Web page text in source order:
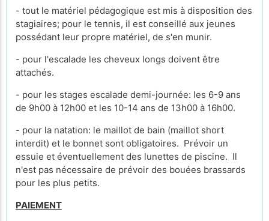
- tout le matériel pédagogique est mis à disposition des
stagiaires; pour le tennis, il est conseillé aux jeunes
possédant leur propre matériel, de s'en munir.
- pour l'escalade les cheveux longs doivent être
attachés.
- pour les stages escalade demi-journée: les 6-9 ans
de 9h00 à 12h00 et les 10-14 ans de 13h00 à 16h00.
- pour la natation: le maillot de bain (maillot short
interdit) et le bonnet sont obligatoires. Prévoir un
essuie et éventuellement des lunettes de piscine. Il
n'est pas nécessaire de prévoir des bouées brassards
pour les plus petits.
PAIEMENT